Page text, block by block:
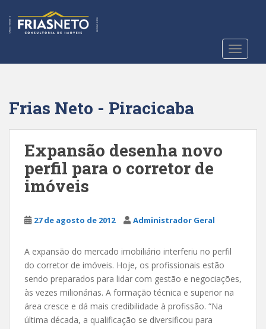
t
Frias Neto - Piracicaba
Expansão desenha novo
perfil para o corretor de
imóveis
27 de agosto de 2012 Administrador Geral
A expansão do mercado imobiliário interferiu no perfil
do corretor de imóveis. Hoje, os profissionais estão
sendo preparados para lidar com gestão e negociações,
às vezes milionárias. A formação técnica e superior na
área cresce e dá mais credibilidade à profissão. “Na
última década, a qualificação se diversificou para